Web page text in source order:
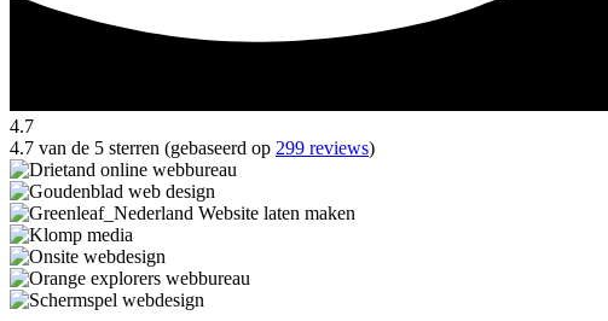
4.7
4.7 van de 5 sterren (gebaseerd op 299 reviews)